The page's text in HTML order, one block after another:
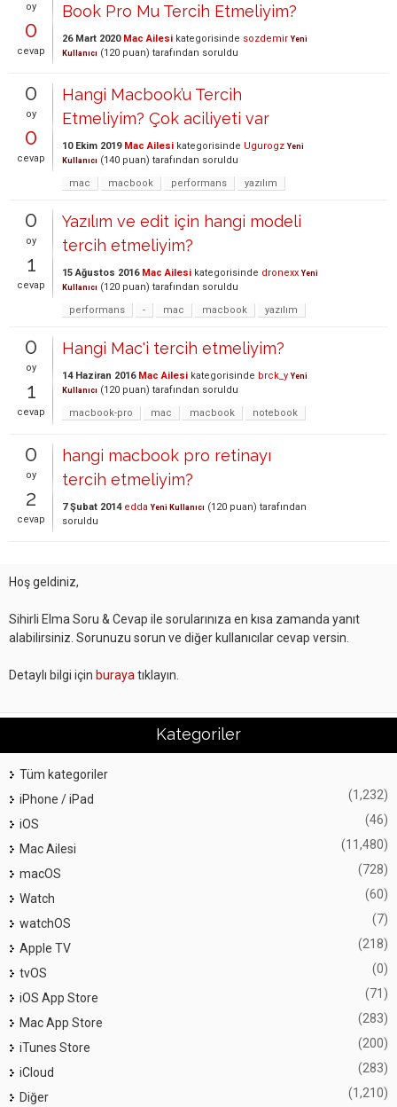
oy
0
cevap
Book Pro Mu Tercih Etmeliyim?
26 Mart 2020 Mac Ailesi kategorisinde sozdemir Yeni
Kullanıcı (120 puan) tarafından soruldu
0
oy
0
cevap
Hangi Macbook’u Tercih
Etmeliyim? Çok aciliyeti var
10 Ekim 2019 Mac Ailesi kategorisinde Ugurogz Yeni
Kullanıcı (140 puan) tarafından soruldu
mac
macbook performans yazılım
0
oy
1
cevap
Yazılım ve edit için hangi modeli
tercih etmeliyim?
15 Ağustos 2016 Mac Ailesi kategorisinde dronexx Yeni
Kullanıcı (120 puan) tarafından soruldu
performans
- mac macbook yazılım
0
oy
1
cevap
Hangi Mac'i tercih etmeliyim?
14 Haziran 2016 Mac Ailesi kategorisinde brck_y Yeni
Kullanıcı (120 puan) tarafından soruldu
macbook-pro
mac macbook notebook
0
oy
2
cevap
hangi macbook pro retinayı
tercih etmeliyim?
7 Şubat 2014 edda Yeni Kullanıcı (120 puan) tarafından
soruldu
Hoş geldiniz,
Sihirli Elma Soru & Cevap ile sorularınıza en kısa zamanda yanıt
alabilirsiniz. Sorunuzu sorun ve diğer kullanıcılar cevap versin.
Detaylı bilgi için buraya tıklayın.
Kategoriler
Tüm kategoriler
iPhone / iPad
(1,232)
iOS (46)
Mac Ailesi (11,480)
macOS (728)
Watch (60)
watchOS (7)
Apple TV (218)
tvOS (0)
iOS App Store (71)
Mac App Store (283)
iTunes Store (200)
iCloud (283)
Diğer (1,210)